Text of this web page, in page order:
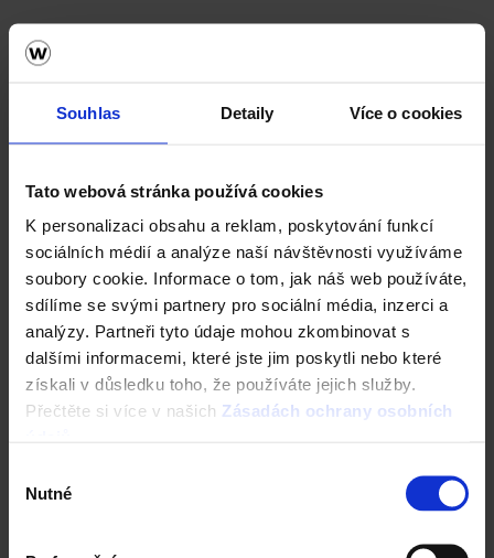
Souhlas Detaily Více o cookies
Tato webová stránka používá cookies
K personalizaci obsahu a reklam, poskytování funkcí
sociálních médií a analýze naší návštěvnosti využíváme
soubory cookie. Informace o tom, jak náš web používáte,
sdílíme se svými partnery pro sociální média, inzerci a
analýzy. Partneři tyto údaje mohou zkombinovat s
dalšími informacemi, které jste jim poskytli nebo které
získali v důsledku toho, že používáte jejich služby.
Přečtěte si více v našich Zásadách ochrany osobních
souhlasu
Nutné
Zajímá vás kde nakoupit zdivo?
Pokračujte na mapy prodejních oblastí, stavebnin
MAPA PRODEJNÍCH OBLASTÍ
Dokumenty ke stažení
Prohlédněte si dokumenty ke stavebním materiálům -
cihlám, stropům, překladům, zdicímu pojivu a nářadí.